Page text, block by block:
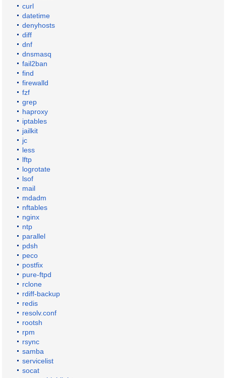
curl
datetime
denyhosts
diff
dnf
dnsmasq
fail2ban
find
firewalld
fzf
grep
haproxy
iptables
jailkit
jc
less
lftp
logrotate
lsof
mail
mdadm
nftables
nginx
ntp
parallel
pdsh
peco
postfix
pure-ftpd
rclone
rdiff-backup
redis
resolv.conf
rootsh
rpm
rsync
samba
servicelist
socat